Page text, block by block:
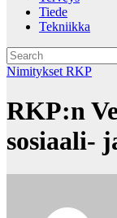
Tiede
Tekniikka
Nimitykset RKP
RKP:n
sosiaali-